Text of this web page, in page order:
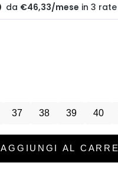
37 38 39 40
AGGIUNGI AL